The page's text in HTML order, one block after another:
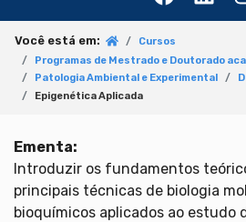
Você está em:
Cursos
Programas de Mestrado e Doutorado
Patologia Ambiental e Experimental
Epigenética Aplicada
Ementa:
Introduzir os fundamentos
principais técnicas de biologia
bioquímicos aplicados ao estudo